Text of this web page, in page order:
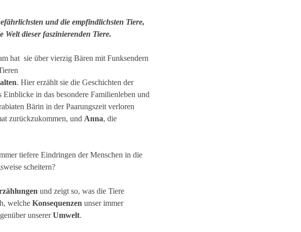
und die empfindlichsten Tiere,
dieser faszinierenden Tiere.
hat sie über vierzig Bären mit Funksendern
. Hier erzählt sie die Geschichten der
Einblicke in das besondere Familienleben und
Bärin in der Paarungszeit verloren
zurückzukommen, und Anna, die
tiefere Eindringen der Menschen in die
scheitern?
und zeigt so, was die Tiere
welcheKonsequenzen unser immer
unsererUmwelt.